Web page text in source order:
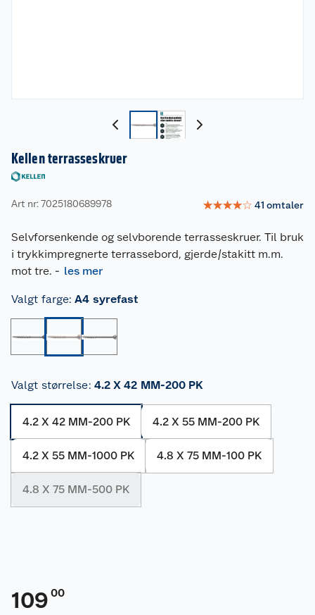
Kellen terrasseskruer
Art nr: 7025180689978 ☆☆☆☆☆ 41 omtaler
Selvforsenkende og selvborende terrasseskruer. Til bruk
i trykkimpregnerte terrassebord, gjerde/stakitt m.m.
mot tre. - les mer
Valgt farge: A4 syrefast
Valgt størrelse: 4.2 X 42 MM-200 PK
4.2 X 42 MM-200 PK 4.2 X 55 MM-200 PK
4.2 X 55 MM-1000 PK 4.8 X 75 MM-100 PK
4.8 X 75 MM-500 PK
109 00